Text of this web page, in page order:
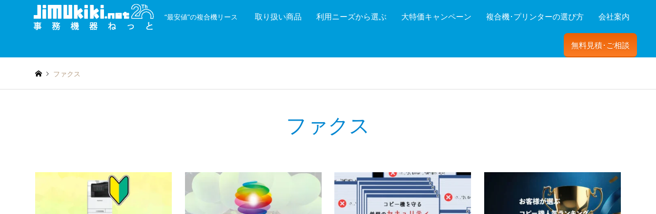
“最安値”の複合機リース 取り扱い商品 利用ニーズから選ぶ 大特価キャンペーン 複合機･プリンターの選び方 会社案内
無料見積･ご相談
ファクス
ファクス